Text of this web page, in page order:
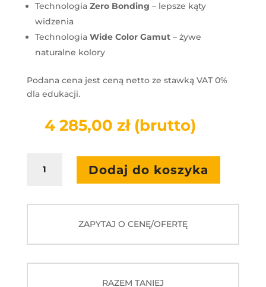
TechnologiaZero Bonding – lepsze kąty
widzenia
Technologia Wide Color Gamut– żywe
naturalne kolory
Podana cena jest ceną netto ze stawką VAT 0%
dla edukacji.
4 285,00 zł (brutto)
Monitor
interaktywny
Dodaj do koszyka
ZAPYTAJ O CENĘ/OFERTĘ
RAZEM TANIEJ